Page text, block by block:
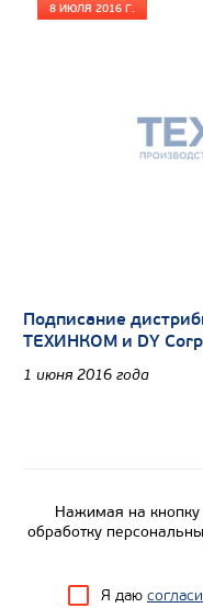
Производитель
Экологический
Колесная
8 ИЮЛЯ 2016 Г.
Подписание
ТЕХИНКОМ и DY
1 июня 2016 года
Нажимая на кнопку
обработку
Я даю